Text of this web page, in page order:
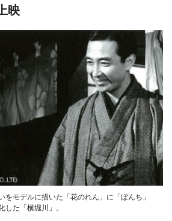
映
をモデルに描いた「花のれん」に「ぼんち」
した「横堀川」。